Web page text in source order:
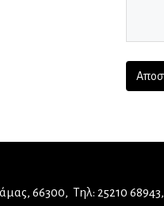
66300 Τηλ: 25210 68943